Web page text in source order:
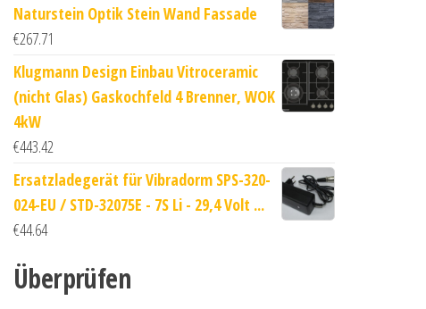
Naturstein Optik Stein Wand Fassade
€267.71
Klugmann Design Einbau Vitroceramic
(nicht Glas) Gaskochfeld 4 Brenner, WOK
4kW
€443.42
Ersatzladegerät für Vibradorm SPS-320-
024-EU / STD-32075E - 7S Li - 29,4 Volt ...
€44.64
Überprüfen